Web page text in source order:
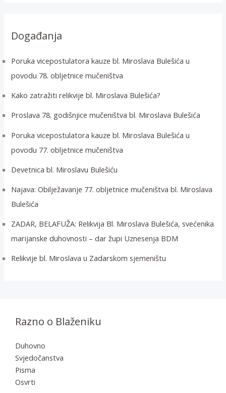
:Događanja
Poruka vicepostulatora kauze bl. Miroslava Bulešića u
povodu 78. obljetnice mučeništva
Kako zatražiti relikvije bl. Miroslava Bulešića?
Proslava 78. godišnjice mučeništva bl. Miroslava Bulešića
Poruka vicepostulatora kauze bl. Miroslava Bulešića u
povodu 77. obljetnice mučeništva
Devetnica bl. Miroslavu Bulešiću
Najava: Obilježavanje 77. obljetnice mučeništva bl. Miroslava
Bulešića
ZADAR, BELAFUŽA: Relikvija Bl. Miroslava Bulešića, svećenika
marijanske duhovnosti – dar župi Uznesenja BDM
Relikvije bl. Miroslava u Zadarskom sjemeništu
Razno o Blaženiku
Duhovno
Svjedočanstva
Pisma
Osvrti